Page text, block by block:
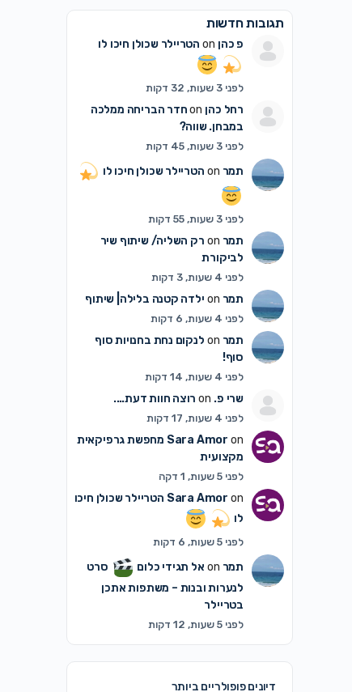
תגובות חדשות
פ כהן הטריילר שכולן חיכו לו
לפני 3 שעות, 32 דקות
רחל כהן
חדר הבריחה ממלכה
במבחן. שווה?
לפני 3 שעות, 45 דקות
תמר הטריילר שכולן חיכו לו
לפני 3 שעות, 55 דקות
תמר
רק השליה/ שיתוף שיר
לביקורת
לפני 4 שעות, 3 דקות
תמר ילדה קטנה בלילה| שיתוף
לפני 4 שעות, 6 דקות
תמר
לנקום נחת בחנויות סוף
סוף!
לפני 4 שעות, 14 דקות
שרי פ. רוצה חוות דעת….
לפני 4 שעות, 17 דקות
Sara Amor on
מחפשת גרפיקאית
מקצועית
לפני 5 שעות, 1 דקה
Sara Amor on
הטריילר שכולן חיכו
לו
לפני 5 שעות, 6 דקות
תמר אל תגידי כלום
סרט
לנערות ובנות – משתפות אתכן
בטריילר
לפני 5 שעות, 12 דקות
דיונים פופולריים ביותר